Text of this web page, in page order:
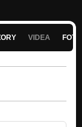
VIDEA